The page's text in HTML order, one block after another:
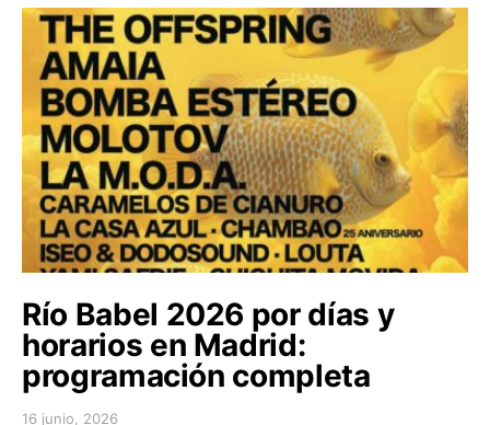
Río Babel 2026 por días y
horarios en Madrid:
programación completa
16 junio, 2026